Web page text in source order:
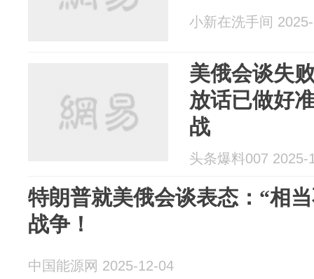
小新在洗手间
美俄会谈失
放话已做好
战
头条爆料007 2025-
特朗普就美俄会谈表态：“相
战争！
中国能源网 2025-12-04